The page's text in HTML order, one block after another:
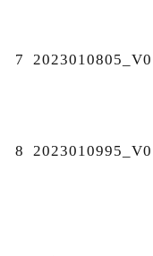
7 2023010805_V0
8 2023010995_V0